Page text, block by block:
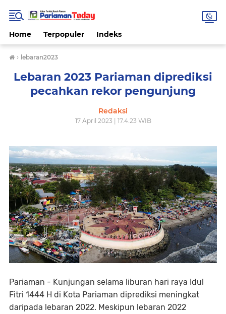
Home Terpopuler Indeks
› lebaran2023
Lebaran 2023 Pariaman diprediksi
pecahkan rekor pengunjung
Redaksi
17 April 2023 | 17.4.23 WIB
Pariaman - Kunjungan selama liburan hari raya Idul
Fitri 1444 H di Kota Pariaman diprediksi meningkat
daripada lebaran 2022. Meskipun lebaran 2022